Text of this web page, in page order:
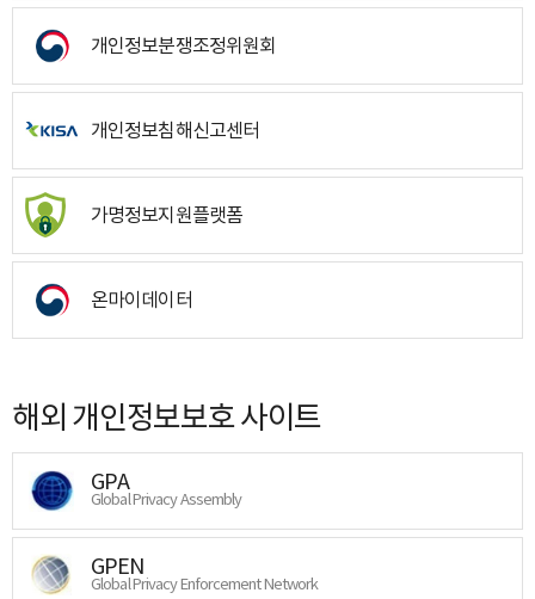
개인정보분쟁조정위원회
개인정보침해신고센터
가명정보지원플랫폼
온마이데이터
해외 개인정보보호 사이트
GPA
Global Privacy Assembly
GPEN
Global Privacy Enforcement Network